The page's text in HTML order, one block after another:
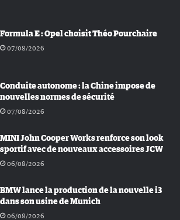
Formula E : Opel choisit Théo Pourchaire
07/08/2026
Conduite autonome : la Chine impose de
nouvelles normes de sécurité
07/08/2026
MINI John Cooper Works renforce son look
sportif avec de nouveaux accessoires JCW
06/08/2026
BMW lance la production de la nouvelle i3
dans son usine de Munich
06/08/2026